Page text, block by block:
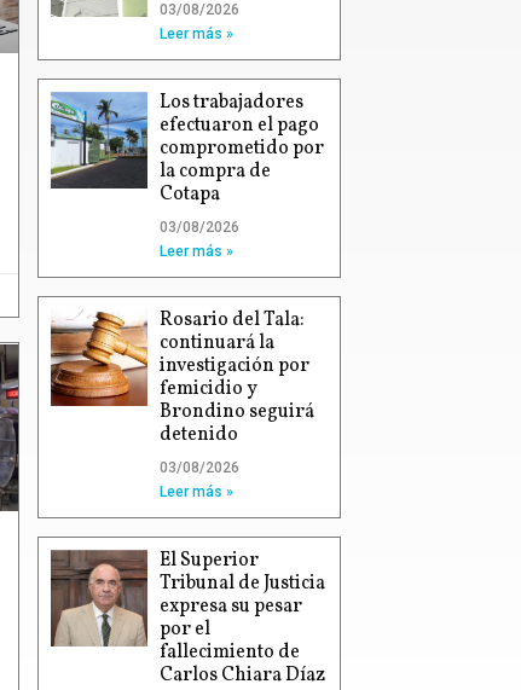
03/08/2026
Leer más »
Los trabajadores
efectuaron el pago
comprometido por
la compra de
Cotapa
03/08/2026
Leer más »
Rosario del Tala:
continuará la
investigación por
femicidio y
Brondino seguirá
detenido
03/08/2026
Leer más »
El Superior
Tribunal de Justicia
expresa su pesar
por el
fallecimiento de
Carlos Chiara Díaz